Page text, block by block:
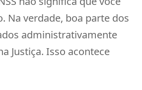
Na verdade, boa parte dos
administrativamente
Justiça. Isso acontece